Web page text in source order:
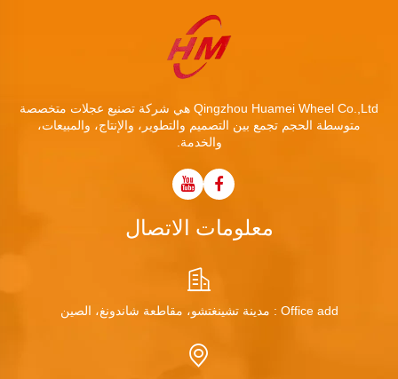
Qingzhou Huamei Wheel Co.,Ltd هي شركة تصنيع عجلات متخصصة
متوسطة الحجم تجمع بين التصميم والتطوير، والإنتاج، والمبيعات،
والخدمة.
معلومات الاتصال
Office add : مدينة تشينغتشو، مقاطعة شاندونغ، الصين